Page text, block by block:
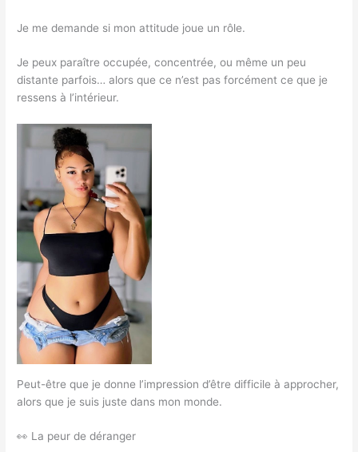
Je me demande si mon attitude joue un rôle.
Je peux paraître occupée, concentrée, ou même un peu
distante parfois… alors que ce n’est pas forcément ce que je
ressens à l’intérieur.
Peut-être que je donne l’impression d’être difficile à approcher,
alors que je suis juste dans mon monde.
👀 La peur de déranger